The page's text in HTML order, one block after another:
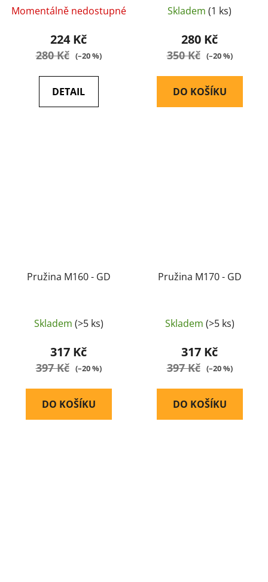
Momentálně nedostupné
224 Kč
280 Kč (–20 %)
DETAIL
Skladem (1 ks)
280 Kč
350 Kč (–20 %)
DO KOŠÍKU
Pružina M160 - GD
Skladem (>5 ks)
317 Kč
397 Kč (–20 %)
DO KOŠÍKU
Pružina M170 - GD
Skladem (>5 ks)
317 Kč
397 Kč (–20 %)
DO KOŠÍKU